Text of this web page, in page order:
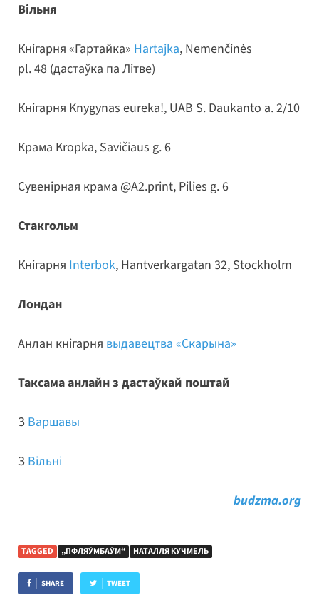
Вільня
Кнігарня «Гартайка» Hartajka, Nemenčinės
pl. 48 (дастаўка па Літве)
Кнігарня Knygynas eureka!, UAB S. Daukanto a. 2/10
Крама Kropka, Savičiaus g. 6
Сувенірная крама @А2.print, Pilies g. 6
Стакгольм
Кнігарня Interbok, Hantverkargatan 32, Stockholm
Лондан
Анлан кнігарня выдавецтва «Скарына»
Таксама анлайн з дастаўкай поштай
З Варшавы
З Вільні
budzma.org
TAGGED „ПФЛЯЎМБАЎМ“ НАТАЛЛЯ КУЧМЕЛЬ
SHARE TWEET